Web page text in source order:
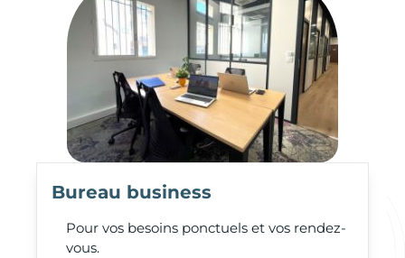
Bureau business
Pour vos besoins ponctuels et vos rendez-
vous.